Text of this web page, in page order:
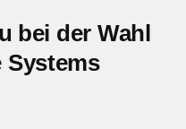
bei der Wahl
Systems